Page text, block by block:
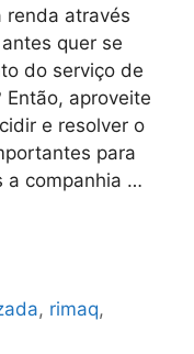
renda através
quer se
do serviço de
aproveite
e resolver o
para
a companhia …
, rimaq,